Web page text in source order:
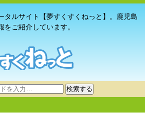
タルサイト【夢すくすくねっと】。鹿児島
ご紹介しています。
検索する